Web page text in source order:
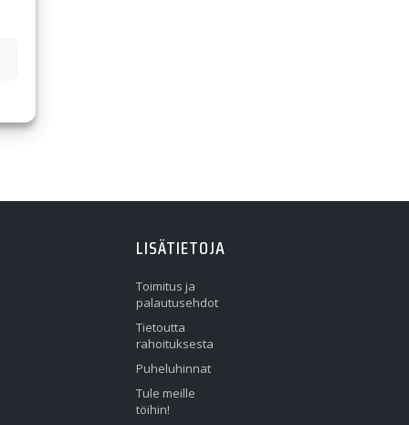
LISÄTIETOJA
Toimitus ja
palautusehdot
Tietoutta
rahoituksesta
Puheluhinnat
Tule meille
töihin!